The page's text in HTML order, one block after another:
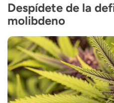
Despídete de la
molibdeno